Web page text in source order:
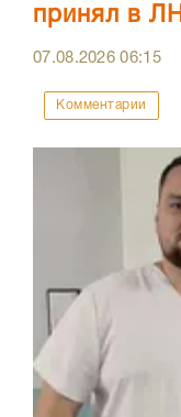
принял в
07.08.202606:15
Комментарии